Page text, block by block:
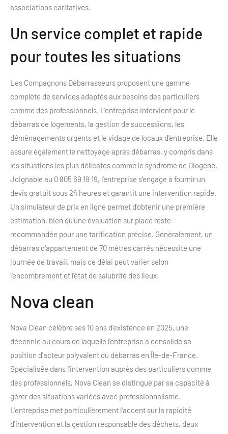
associations caritatives.
Un service complet et rapide
pour toutes les situations
Les Compagnons Débarrasseurs proposent une gamme
complète de services adaptés aux besoins des particuliers
comme des professionnels. L'entreprise intervient pour le
débarras de logements, la gestion de successions, les
déménagements urgents et le vidage de locaux d'entreprise. Elle
assure également le nettoyage après débarras, y compris dans
les situations les plus délicates comme le syndrome de Diogène.
Joignable au 0 805 69 19 19, l'entreprise s'engage à fournir un
devis gratuit sous 24 heures et garantit une intervention rapide.
Un simulateur de prix en ligne permet d'obtenir une première
estimation, bien qu'une évaluation sur place reste
recommandée pour une tarification précise. Généralement, un
débarras d'appartement de 70 mètres carrés nécessite une
journée de travail, mais ce délai peut varier selon
l'encombrement et l'état de salubrité des lieux.
Nova clean
Nova Clean célèbre ses 10 ans d'existence en 2025, une
décennie au cours de laquelle l'entreprise a consolidé sa
position d'acteur polyvalent du débarras en Île-de-France.
Spécialisée dans l'intervention auprès des particuliers comme
des professionnels, Nova Clean se distingue par sa capacité à
gérer des situations variées avec professionnalisme.
L'entreprise met particulièrement l'accent sur la rapidité
d'intervention et la gestion responsable des déchets, deux